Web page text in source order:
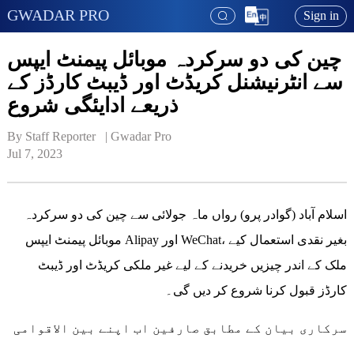
GWADAR PRO Sign in
چین کی دو سرکردہ موبائل پیمنٹ ایپس
سے انٹرنیشنل کریڈٹ اور ڈیبٹ کارڈز کے
ذریعے ادایئگی شروع
By Staff Reporter   | Gwadar Pro
Jul 7, 2023
اسلام آباد (گوادر پرو) رواں ماہ جولائی سے چین کی دو سرکردہ
موبائل پیمنٹ ایپس Alipay اور WeChat، بغیر نقدی استعمال کیے
ملک کے اندر چیزیں خریدنے کے لیے غیر ملکی کریڈٹ اور ڈیبٹ
کارڈز قبول کرنا شروع کر دیں گی۔
سرکاری بیان کے مطابق صارفین اب اپنے بین الاقوامی